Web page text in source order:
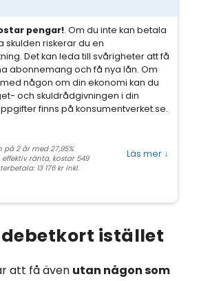
pengar!. Om du inte kan betala
skulden riskerar du en
Det kan leda till svårigheter att få
abonnemang och få nya lån. Om
någon om din ekonomi kan du
och skuldrådgivningen i din
finns på konsumentverket.se.
på 2 år med 27,95%
ränta, kostar 549
13 176 kr inkl.
Läs mer ↓
istället
att få även utan någon som